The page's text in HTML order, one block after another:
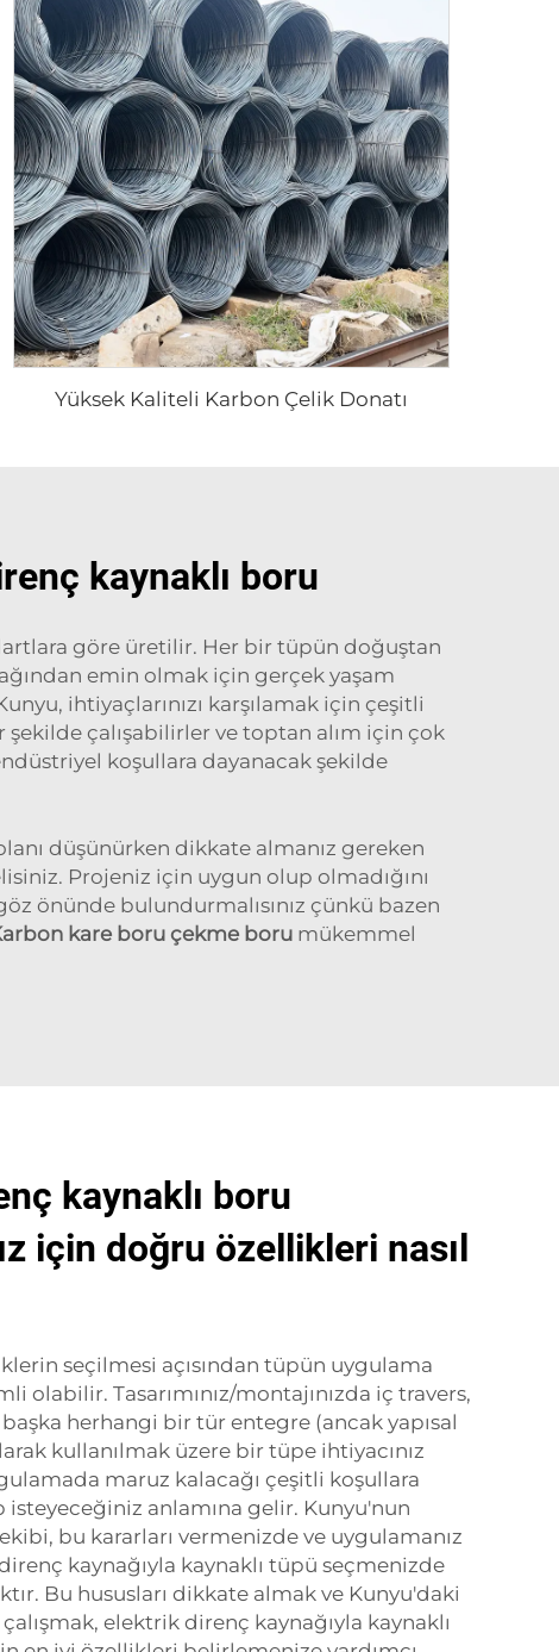
Yüksek Kaliteli Karbon Çelik Donatı
kaynaklı boru
göre üretilir. Her bir tüpün doğuştan
emin olmak için gerçek yaşam
ihtiyaçlarınızı karşılamak için çeşitli
çalışabilirler ve toptan alım için çok
koşullara dayanacak şekilde
düşünürken dikkate almanız gereken
Projeniz için uygun olup olmadığını
önünde bulundurmalısınız çünkü bazen
kare boru çekme boru mükemmel
kaynaklı boru
için doğru özellikleri nasıl
seçilmesi açısından tüpün uygulama
olabilir. Tasarımınız/montajınızda iç travers,
başka herhangi bir tür entegre (ancak yapısal
kullanılmak üzere bir tüpe ihtiyacınız
maruz kalacağı çeşitli koşullara
anlamına gelir. Kunyu'nun
bu kararları vermenizde ve uygulamanız
kaynağıyla kaynaklı tüpü seçmenizde
Bu hususları dikkate almak ve Kunyu'daki
elektrik direnç kaynağıyla kaynaklı